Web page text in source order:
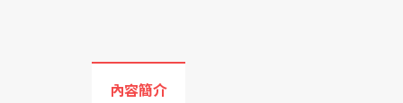
內容簡介